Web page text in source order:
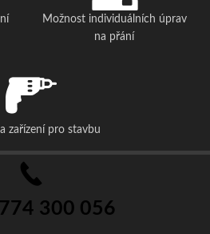
Možnost individuálních úprav
na přání
zařízení pro stavbu
774 300 056